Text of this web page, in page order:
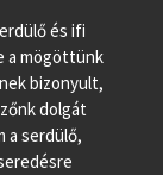
és ifi
a mögöttünk
bizonyult,
dolgát
a serdülő,